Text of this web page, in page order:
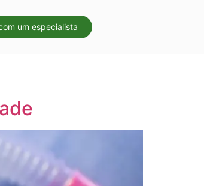
um especialista